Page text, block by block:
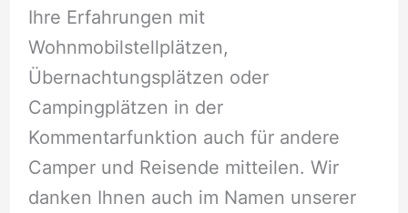
Ihre Erfahrungen mit
Wohnmobilstellplätzen,
Übernachtungsplätzen oder
Campingplätzen in der
Kommentarfunktion auch für andere
Camper und Reisende mitteilen. Wir
danken Ihnen auch im Namen unserer